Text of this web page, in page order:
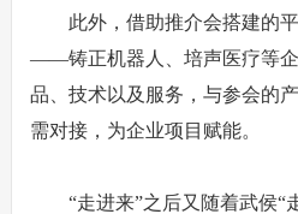
此外，借助推介会搭建的平
——铸正机器人、培声医疗等
品、技术以及服务，与参会的
需对接，为企业项目赋能。
“走进来”之后又随着武侯“